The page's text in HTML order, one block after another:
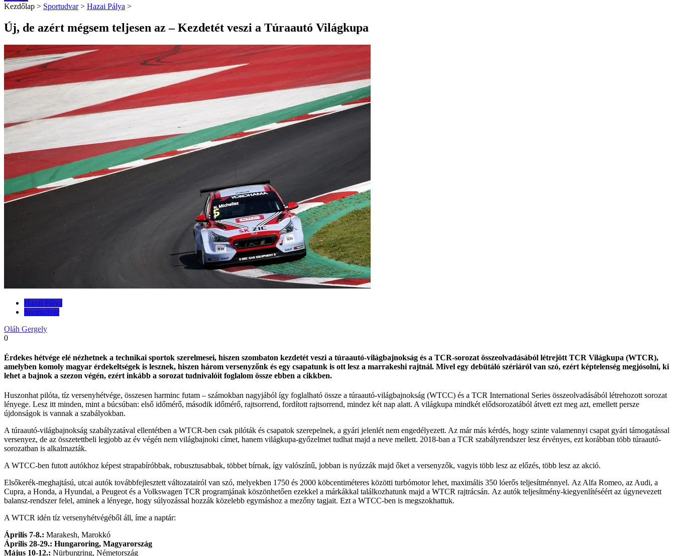
Kezdőlap > Sportudvar > Hazai Pálya >
Új, de azért mégsem teljesen az – Kezdetét veszi a Túraautó Világkupa
Hazai Pálya
Sportudvar
Oláh Gergely
0
Érdekes hétvége elé nézhetnek a technikai sportok szerelmesei, hiszen szombaton kezdetét veszi a túraautó-világbajnokság és a TCR-sorozat összeolvadásából létrejött TCR Világkupa (WTCR),
amelyben komoly magyar érdekeltségek is lesznek, hiszen három versenyzőnk és egy csapatunk is ott lesz a marrakeshi rajtnál. Mivel egy debütáló szériáról van szó, ezért képtelenség megjósolni, ki
lehet a bajnok a szezon végén, ezért inkább a sorozat tudnivalóit foglalom össze ebben a cikkben.
Huszonhat pilóta, tíz versenyhétvége, összesen harminc futam – számokban nagyjából így foglalható össze a túraautó-világbajnokság (WTCC) és a TCR International Series összeolvadásából létrehozott sorozat
lényege. Lesz itt minden, mint a búcsúban: első időmérő, második időmérő, rajtsorrend, fordított rajtsorrend, mindez két nap alatt. A világkupa mindkét elődsorozatából átvett ezt meg azt, emellett persze
újdonságok is vannak a szabályokban.
A túraautó-világbajnokság szabályzatával ellentétben a WTCR-ben csak pilóták és csapatok szerepelnek, a gyári jelenlét nem engedélyezett. Az már más kérdés, hogy szinte valamennyi csapat gyári támogatással
versenyez, de az összetettbeli legjobb az év végén nem világbajnoki címet, hanem világkupa-győzelmet tudhat majd a neve mellett. 2018-ban a TCR szabályrendszer lesz érvényes, ezt korábban több túraautó-
sorozatban is alkalmazták.
A WTCC-ben futott autókhoz képest strapabíróbbak, robusztusabbak, többet bírnak, így valószínű, jobban is nyúzzák majd őket a versenyzők, vagyis több lesz az előzés, több lesz az akció.
Elsőkerék-meghajtású, utcai autók továbbfejlesztett változatairól van szó, melyekben 1750 és 2000 köbcentiméteres közötti turbómotor lehet, maximális 350 lóerős teljesítménnyel. Az Alfa Romeo, az Audi, a
Cupra, a Honda, a Hyundai, a Peugeot és a Volkswagen TCR programjának köszönhetően ezekkel a márkákkal találkozhatunk majd a WTCR rajtrácsán. Az autók teljesítmény-kiegyenlítéséért az úgynevezett
balansz-rendszer felel, aminek a lényege, hogy súlyozással hozzák közelebb egymáshoz a mezőny tagjait. Ezt a WTCC-ben is megszokhattuk.
A WTCR idén tíz versenyhétvégéből áll, íme a naptár:
Április 7-8.: Marakesh, Marokkó
Április 28-29.: Hungaroring, Magyarország
Május 10-12.: Nürburgring, Németország